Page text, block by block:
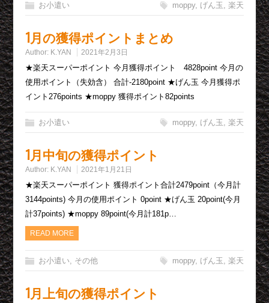
お小遣い moppy, げん玉 , 楽天
1月の獲得ポイントまとめ
Author: K.YAN 2021年2月3日
★楽天スーパーポイント 今月獲得ポイント 4828point 今月の
使用ポイント（失効含） 合計-2180point ★げん玉 今月獲得ポ
イント276points ★moppy 獲得ポイント82points
お小遣い moppy, げん玉 , 楽天
1月中旬の獲得ポイント
Author: K.YAN 2021年1月21日
★楽天スーパーポイント 獲得ポイント合計2479point（今月計
3144points) 今月の使用ポイント 0point ★げん玉 20point(今月
計37points) ★moppy 89point(今月計181p…
READ MORE
お小遣い, その他 moppy, げん玉 , 楽天
1月上旬の獲得ポイント